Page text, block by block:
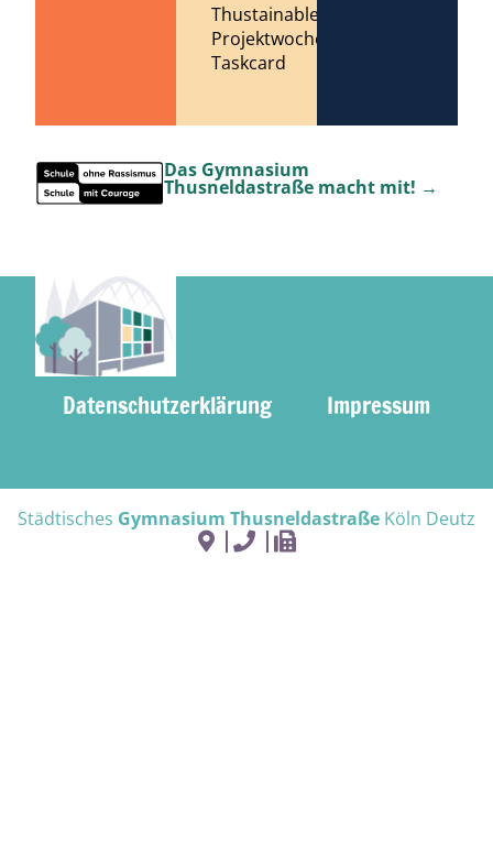
Thustainable
Projektwoche
Taskcard
Das Gymnasium
Thusneldastraße macht mit! →
Datenschutzerklärung Impressum
Städtisches Gymnasium Thusneldastraße Köln Deutz